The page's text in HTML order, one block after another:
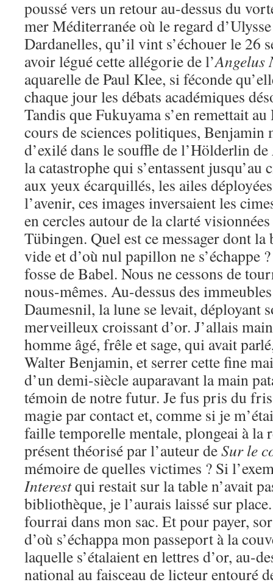
poussé vers un retour au-dessus du
mer Méditerranée où le regard
Dardanelles, qu’il vint s’échouer le 26
avoir légué cette allégorie de l’Angelus
aquarelle de Paul Klee, si féconde
chaque jour les débats académiques
Tandis que Fukuyama s’en remettait au
cours de sciences politiques, Benjamin
d’exilé dans le souffle de l’Hölderlin de
la catastrophe qui s’entassent jusqu’au
aux yeux écarquillés, les ailes
l’avenir, ces images inversaient les
en cercles autour de la clarté
Tübingen. Quel est ce messager dont la
vide et d’où nul papillon ne s’échappe
fosse de Babel. Nous ne cessons de
nous-mêmes. Au-dessus des
Daumesnil, la lune se levait, déployant
merveilleux croissant d’or. J’allais
homme âgé, frêle et sage, qui avait
Walter Benjamin, et serrer cette fine
d’un demi-siècle auparavant la main
témoin de notre futur. Je fus pris du
magie par contact et, comme si je
faille temporelle mentale, plongeai à la
présent théorisé par l’auteur deSur le
mémoire de quelles victimes ? Si
Interestqui restait sur la table n’avait
bibliothèque, je l’aurais laissé sur
fourrai dans mon sac. Et pour payer,
d’où s’échappa mon passeport à la
laquelle s’étalaient en lettres d’or, au-
national au faisceau de licteur entouré